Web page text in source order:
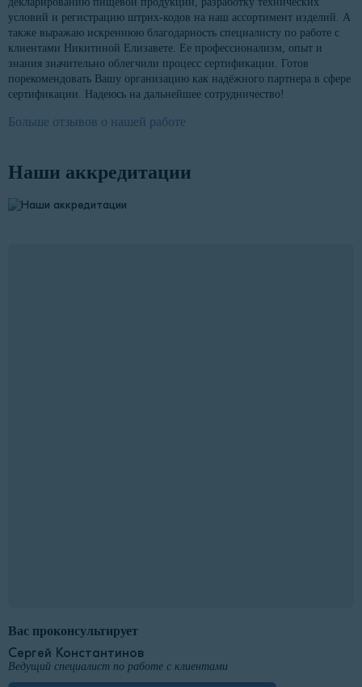
условий и регистрацию штрих-кодов на наш ассортимент изделий. А
также выражаю искреннюю благодарность специалисту по работе с
клиентами Никитиной Елизавете. Ее профессионализм, опыт и
знания значительно облегчили процесс сертификации. Готов
порекомендовать Вашу организацию как надёжного партнера в сфере
сертификации. Надеюсь на дальнейшее сотрудничество!
Больше отзывов о нашей работе
Наши аккредитации
Вас проконсультирует
Сергей Константинов
Ведущий специалист по работе с клиентами